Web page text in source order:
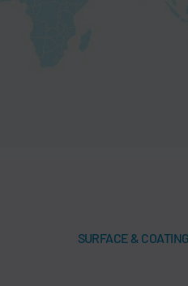
SURFACE &